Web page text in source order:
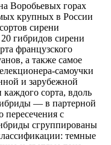
Воробьевых горах
крупных в России
сирени
гибридов сирени
французского
а также самое
самоучки
и зарубежной
сорта, вдоль
— в партерной
с
сгруппированы
темные